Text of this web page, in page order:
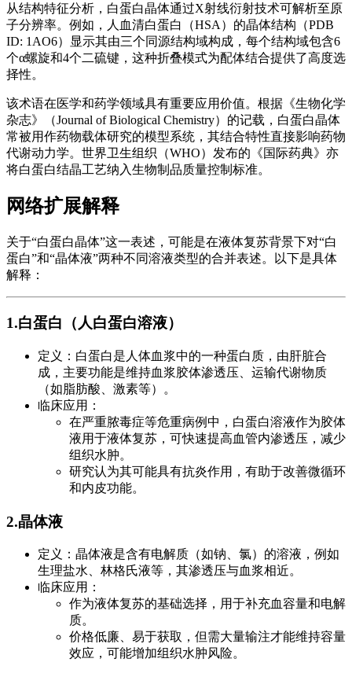
从结构特征分析，白蛋白晶体通过X射线衍射技术可解析至原
子分辨率。例如，人血清白蛋白（HSA）的晶体结构（PDB
ID: 1AO6）显示其由三个同源结构域构成，每个结构域包含6
个α螺旋和4个二硫键，这种折叠模式为配体结合提供了高度选
择性。
该术语在医学和药学领域具有重要应用价值。根据《生物化学
杂志》（Journal of Biological Chemistry）的记载，白蛋白晶体
常被用作药物载体研究的模型系统，其结合特性直接影响药物
代谢动力学。世界卫生组织（WHO）发布的《国际药典》亦
将白蛋白结晶工艺纳入生物制品质量控制标准。
网络扩展解释
关于“白蛋白晶体”这一表述，可能是在液体复苏背景下对“白
蛋白”和“晶体液”两种不同溶液类型的合并表述。以下是具体
解释：
1.白蛋白（人白蛋白溶液）
定义：白蛋白是人体血浆中的一种蛋白质，由肝脏合
成，主要功能是维持血浆胶体渗透压、运输代谢物质
（如脂肪酸、激素等）。
临床应用：
在严重脓毒症等危重病例中，白蛋白溶液作为胶体
液用于液体复苏，可快速提高血管内渗透压，减少
组织水肿。
研究认为其可能具有抗炎作用，有助于改善微循环
和内皮功能。
2.晶体液
定义：晶体液是含有电解质（如钠、氯）的溶液，例如
生理盐水、林格氏液等，其渗透压与血浆相近。
临床应用：
作为液体复苏的基础选择，用于补充血容量和电解
质。
价格低廉、易于获取，但需大量输注才能维持容量
效应，可能增加组织水肿风险。